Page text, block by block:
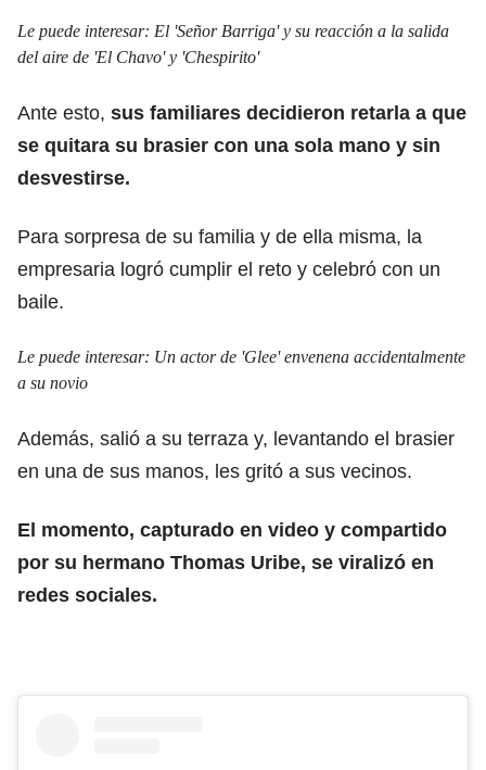
Le puede interesar: El 'Señor Barriga' y su reacción a la salida
del aire de 'El Chavo' y 'Chespirito'
Ante esto, sus familiares decidieron retarla a que
se quitara su brasier con una sola mano y sin
desvestirse.
Para sorpresa de su familia y de ella misma, la
empresaria logró cumplir el reto y celebró con un
baile.
Le puede interesar: Un actor de 'Glee' envenena accidentalmente
a su novio
Además, salió a su terraza y, levantando el brasier
en una de sus manos, les gritó a sus vecinos.
El momento, capturado en video y compartido
por su hermano Thomas Uribe, se viralizó en
redes sociales.